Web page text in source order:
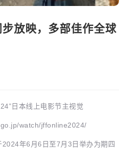
放映，多部佳作全球
日本线上电影节主视觉
watch/jffonline2024/
年6月6日至7月3日举办为期四